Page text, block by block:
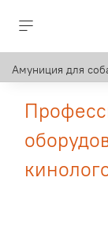
Амуниция для